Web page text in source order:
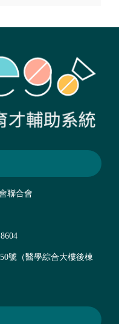
聯合會
號（醫學綜合大樓後棟